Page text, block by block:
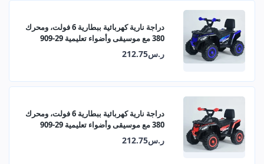
دراجة نارية كهربائية ببطارية 6 فولت، ومحرك
380 مع موسيقى وأضواء تعليمية 29-909
ر.س212.75
دراجة نارية كهربائية ببطارية 6 فولت، ومحرك
380 مع موسيقى وأضواء تعليمية 29-909
ر.س212.75